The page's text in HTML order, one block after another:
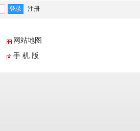
登录 注册
网站地图
手 机 版